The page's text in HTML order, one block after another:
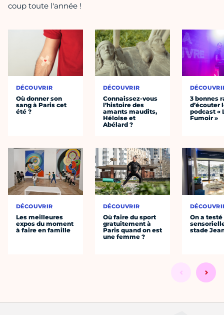
coup toute l'année !
DÉCOUVRIR
Où donner son
sang à Paris cet
été ?
DÉCOUVRIR
Les meilleures
expos du moment
à faire en famille
DÉCOUVRIR
Connaissez-vous
l’histoire des
amants maudits,
Héloïse et
Abélard ?
DÉCOUVRIR
Où faire du sport
gratuitement à
Paris quand on est
une femme ?
3 bonnes
d’écouter
podcast «
Fumoir »
On a
stade